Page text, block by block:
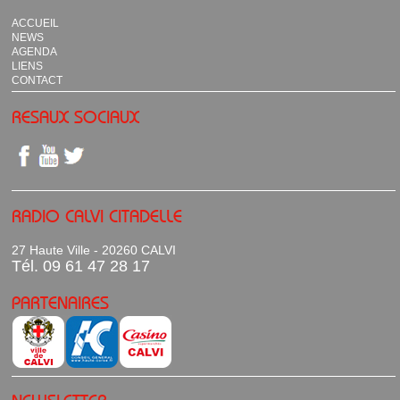
ACCUEIL
NEWS
AGENDA
LIENS
CONTACT
RESAUX SOCIAUX
RADIO CALVI CITADELLE
27 Haute Ville - 20260 CALVI
Tél. 09 61 47 28 17
PARTENAIRES